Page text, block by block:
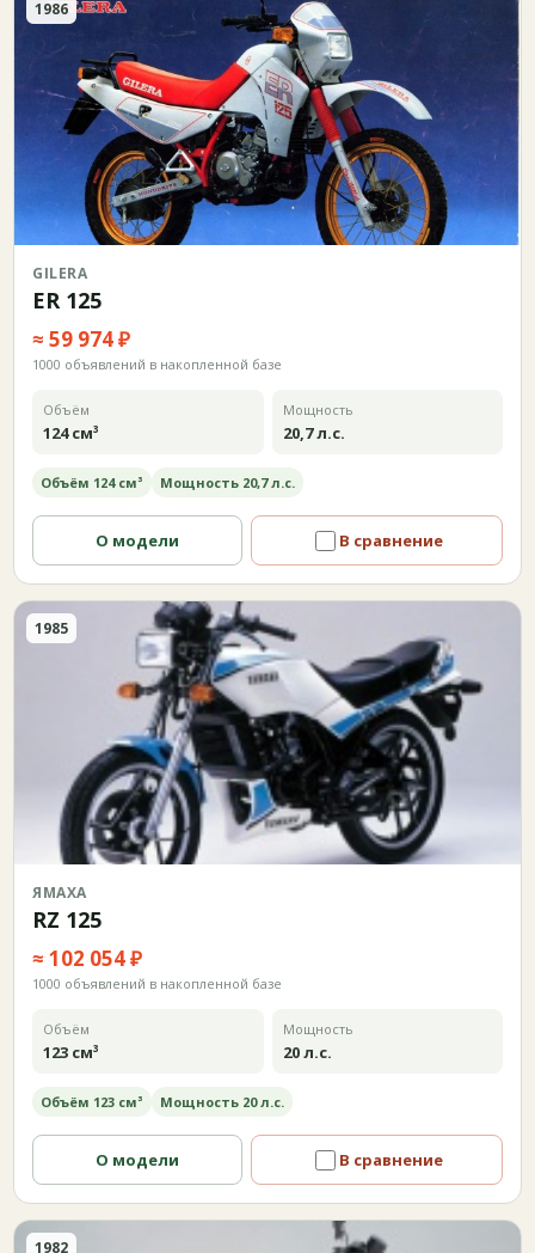
1986
GILERA
ER 125
≈ 59 974 ₽
1000 объявлений в накопленной базе
Объём
124 см³
Мощность
20,7 л.с.
Объём 124 см³ Мощность 20,7 л.с.
О модели В сравнение
1985
ЯМАХА
RZ 125
≈ 102 054 ₽
1000 объявлений в накопленной базе
Объём
123 см³
Мощность
20 л.с.
Объём 123 см³ Мощность 20 л.с.
О модели В сравнение
1982